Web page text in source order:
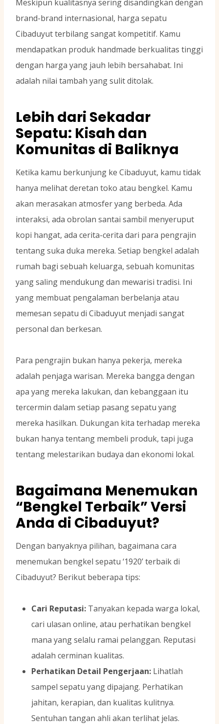
Meskipun kualitasnya sering disandingkan dengan
brand-brand internasional, harga sepatu
Cibaduyut terbilang sangat kompetitif. Kamu
mendapatkan produk handmade berkualitas tinggi
dengan harga yang jauh lebih bersahabat. Ini
adalah nilai tambah yang sulit ditolak.
Lebih dari Sekadar
Sepatu: Kisah dan
Komunitas di Baliknya
Ketika kamu berkunjung ke Cibaduyut, kamu tidak
hanya melihat deretan toko atau bengkel. Kamu
akan merasakan atmosfer yang berbeda. Ada
interaksi, ada obrolan santai sambil menyeruput
kopi hangat, ada cerita-cerita dari para pengrajin
tentang suka duka mereka. Setiap bengkel adalah
rumah bagi sebuah keluarga, sebuah komunitas
yang saling mendukung dan mewarisi tradisi. Ini
yang membuat pengalaman berbelanja atau
memesan sepatu di Cibaduyut menjadi sangat
personal dan berkesan.
Para pengrajin bukan hanya pekerja, mereka
adalah penjaga warisan. Mereka bangga dengan
apa yang mereka lakukan, dan kebanggaan itu
tercermin dalam setiap pasang sepatu yang
mereka hasilkan. Dukungan kita terhadap mereka
bukan hanya tentang membeli produk, tapi juga
tentang melestarikan budaya dan ekonomi lokal.
Bagaimana Menemukan
“Bengkel Terbaik” Versi
Anda di Cibaduyut?
Dengan banyaknya pilihan, bagaimana cara
menemukan bengkel sepatu ‘1920’ terbaik di
Cibaduyut? Berikut beberapa tips:
Cari Reputasi: Tanyakan kepada warga lokal,
cari ulasan online, atau perhatikan bengkel
mana yang selalu ramai pelanggan. Reputasi
adalah cerminan kualitas.
Perhatikan Detail Pengerjaan: Lihatlah
sampel sepatu yang dipajang. Perhatikan
jahitan, kerapian, dan kualitas kulitnya.
Sentuhan tangan ahli akan terlihat jelas.